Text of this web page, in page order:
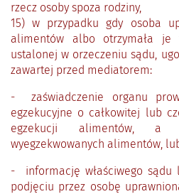
rzecz osoby spoza rodziny,
15) w przypadku gdy osoba
alimentów albo otrzymała je
ustalonej w orzeczeniu sądu,
zawartej przed mediatorem:
- zaświadczenie organu
egzekucyjne o całkowitej lub
egzekucji alimentów, a
wyegzekwowanych alimentów,
- informację właściwego sądu
podjęciu przez osobę